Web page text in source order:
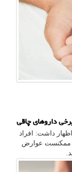
داروهای چاقی
داشت: افراد
ممکنست عوارض